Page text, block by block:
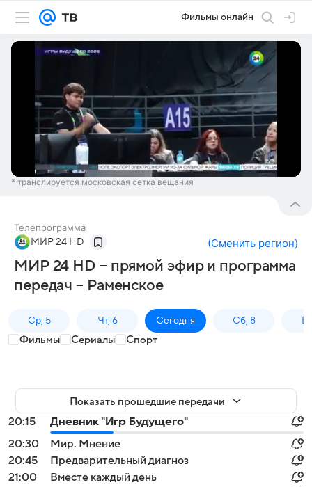
Фильмы онлайн
* транслируется московская сетка вещания
Телепрограмма
МИР 24 HD (Сменить регион)
МИР 24 HD – прямой эфир и программа
передач – Раменское
Ср, 5 Чт, 6 Сегодня Сб, 8
Фильмы Сериалы Спорт
Показать прошедшие передачи
20:15
Дневник "Игр Будущего"
20:30
Мир. Мнение
20:45
Предварительный диагноз
21:00
Вместе каждый день